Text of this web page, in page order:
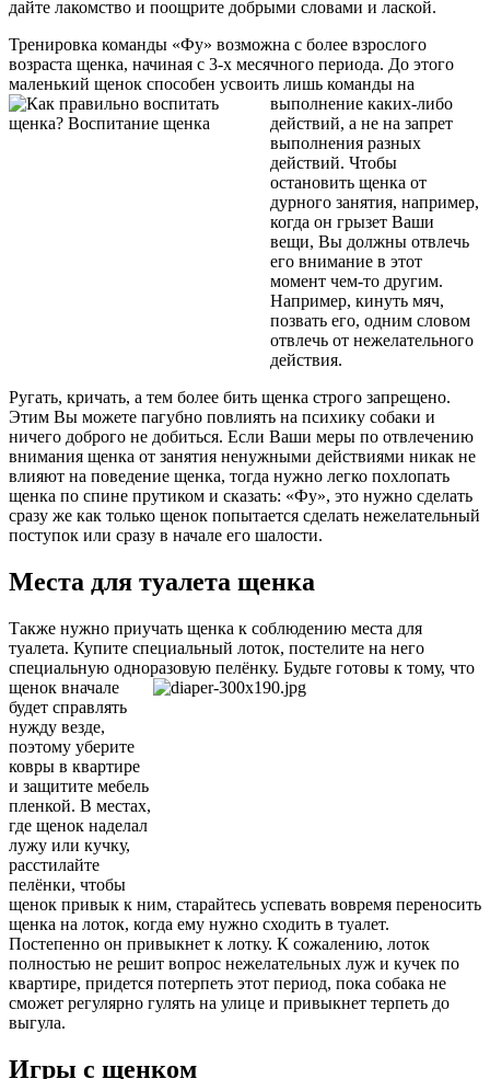
дайте лакомство и поощрите добрыми словами и лаской.
Тренировка команды «Фу» возможна с более взрослого
возраста щенка, начиная с 3-х месячного периода. До этого
маленький щенок способен усвоить лишь команды на
выполнение каких-либо
действий, а не на запрет
выполнения разных
действий. Чтобы
остановить щенка от
дурного занятия, например,
когда он грызет Ваши
вещи, Вы должны отвлечь
его внимание в этот
момент чем-то другим.
Например, кинуть мяч,
позвать его, одним словом
отвлечь от нежелательного
действия.
Ругать, кричать, а тем более бить щенка строго запрещено.
Этим Вы можете пагубно повлиять на психику собаки и
ничего доброго не добиться. Если Ваши меры по отвлечению
внимания щенка от занятия ненужными действиями никак не
влияют на поведение щенка, тогда нужно легко похлопать
щенка по спине прутиком и сказать: «Фу», это нужно сделать
сразу же как только щенок попытается сделать нежелательный
поступок или сразу в начале его шалости.
Места для туалета щенка
Также нужно приучать щенка к соблюдению места для
туалета. Купите специальный лоток, постелите на него
специальную одноразовую пелёнку. Будьте готовы к тому, что
щенок вначале
будет справлять
нужду везде,
поэтому уберите
ковры в квартире
и защитите мебель
пленкой. В местах,
где щенок наделал
лужу или кучку,
расстилайте
пелёнки, чтобы
щенок привык к ним, старайтесь успевать вовремя переносить
щенка на лоток, когда ему нужно сходить в туалет.
Постепенно он привыкнет к лотку. К сожалению, лоток
полностью не решит вопрос нежелательных луж и кучек по
квартире, придется потерпеть этот период, пока собака не
сможет регулярно гулять на улице и привыкнет терпеть до
выгула.
Игры с щенком